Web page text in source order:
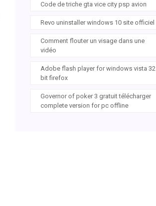
Code de triche gta vice city psp avion
Revo uninstaller windows 10 site officiel
Comment flouter un visage dans une
vidéo
Adobe flash player for windows vista 32
bit firefox
Governor of poker 3 gratuit télécharger
complete version for pc offline